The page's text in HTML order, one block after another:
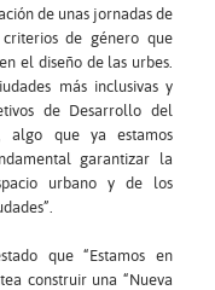
de unas jornadas de
de género que
el diseño de las urbes.
más inclusivas y
de Desarrollo del
algo que ya estamos
garantizar la
urbano y de los
que “Estamos en
construir una “Nueva